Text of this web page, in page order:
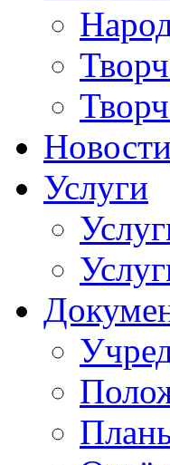
Новости
Услуги